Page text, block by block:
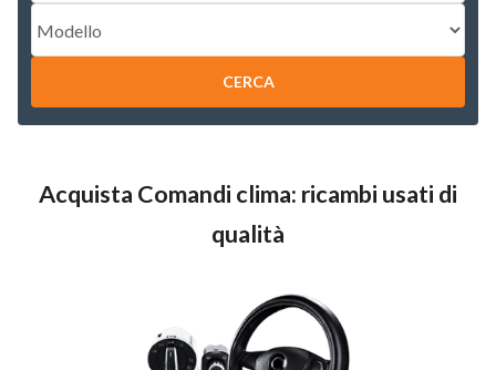
CERCA
Acquista Comandi clima: ricambi usati di
qualità